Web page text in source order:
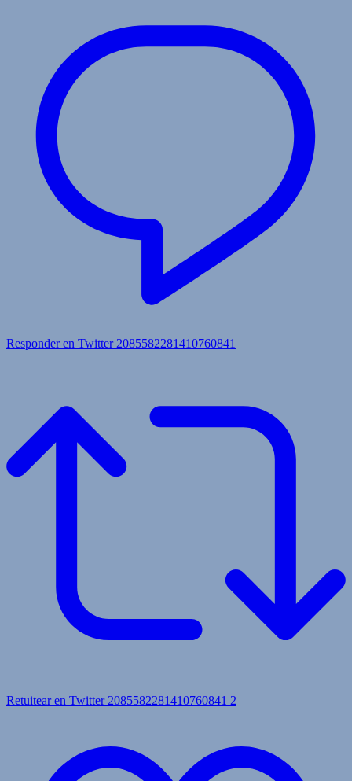
Responder en Twitter 2085582281410760841
Retuitear en Twitter 2085582281410760841 2